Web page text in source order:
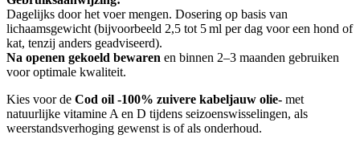
Dagelijks door het voer mengen. Dosering op basis van
lichaamsgewicht (bijvoorbeeld 2,5 tot 5 ml per dag voor een hond of
kat, tenzij anders geadviseerd).
Na openen gekoeld bewaren en binnen 2–3 maanden gebruiken
voor optimale kwaliteit.
Kies voor de Cod oil -100% zuivere kabeljauw olie- met
natuurlijke vitamine A en D tijdens seizoenswisselingen, als
weerstandsverhoging gewenst is of als onderhoud.